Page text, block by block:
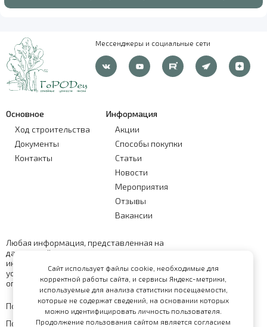
Мессенджеры и социальные сети
Основное
Ход строительства
Документы
Контакты
Информация
Акции
Способы покупки
Статьи
Новости
Мероприятия
Отзывы
Вакансии
Любая информация, представленная на
данном сайте, носит исключительно
информационный характер и ни при каких
условиях не является публичной офертой,
определяемой положениями статьи 437 ГК РФ
Политика обработки персональных данных
Политика конфиденциальности
Сайт использует файлы cookie, необходимые для
корректной работы сайта, и сервисы Яндекс-метрики,
используемые для анализа статистики посещаемости,
которые не содержат сведений, на основании которых
можно идентифицировать личность пользователя.
Продолжение пользования сайтом является согласием